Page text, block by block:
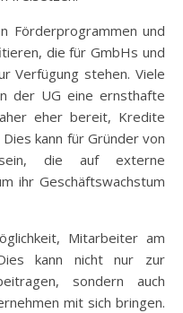
Förderprogrammen und
die für GmbHs und
Verfügung stehen. Viele
der UG eine ernsthafte
eher bereit, Kredite
kann für Gründer von
sein, die auf externe
ihr Geschäftswachstum
Mitarbeiter am
kann nicht nur zur
sondern auch
mit sich bringen.